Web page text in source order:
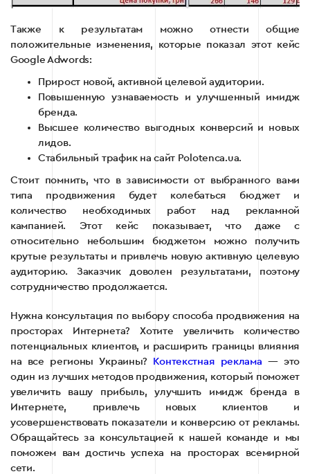
Также к результатам можно отнести общие
положительные изменения, которые показал этот кейс
Google Adwords:
Прирост новой, активной целевой аудитории.
Повышенную узнаваемость и улучшенный имидж
бренда.
Высшее количество выгодных конверсий и новых
лидов.
Стабильный трафик на сайт Polotenca.ua.
Стоит помнить, что в зависимости от выбранного вами
типа продвижения будет колебаться бюджет и
количество необходимых работ над рекламной
кампанией. Этот кейс показывает, что даже с
относительно небольшим бюджетом можно получить
крутые результаты и привлечь новую активную целевую
аудиторию. Заказчик доволен результатами, поэтому
сотрудничество продолжается.
Нужна консультация по выбору способа продвижения на
просторах Интернета? Хотите увеличить количество
потенциальных клиентов, и расширить границы влияния
на все регионы Украины? Контекстная реклама — это
один из лучших методов продвижения, который поможет
увеличить вашу прибыль, улучшить имидж бренда в
Интернете, привлечь новых клиентов и
усовершенствовать показатели и конверсию от рекламы.
Обращайтесь за консультацией к нашей команде и мы
поможем вам достичь успеха на просторах всемирной
сети.